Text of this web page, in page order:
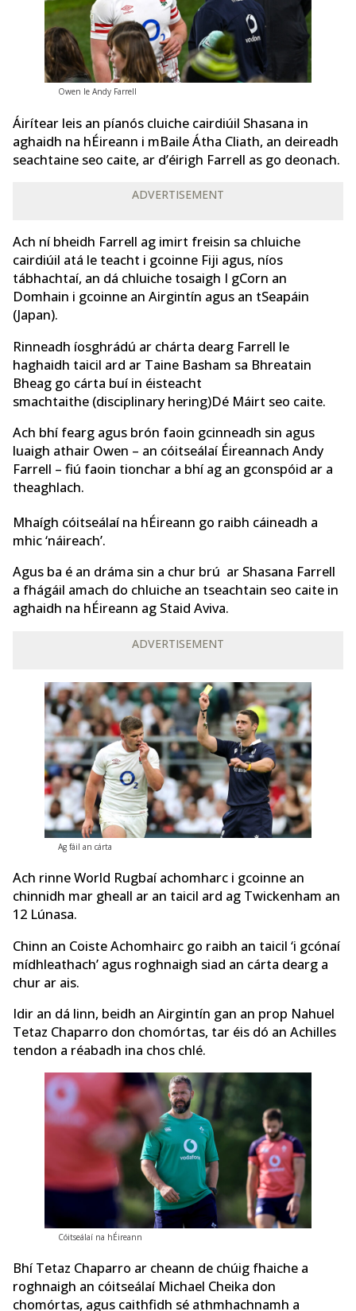
Owen le Andy Farrell
Áirítear leis an píanós cluiche cairdiúil Shasana in
aghaidh na hÉireann i mBaile Átha Cliath, an deireadh
seachtaine seo caite, ar d’éirigh Farrell as go deonach.
ADVERTISEMENT
Ach ní bheidh Farrell ag imirt freisin sa chluiche
cairdiúil atá le teacht i gcoinne Fiji agus, níos
tábhachtaí, an dá chluiche tosaigh I gCorn an
Domhain i gcoinne an Airgintín agus an tSeapáin
(Japan).
Rinneadh íosghrádú ar chárta dearg Farrell le
haghaidh taicil ard ar Taine Basham sa Bhreatain
Bheag go cárta buí in éisteacht
smachtaithe (disciplinary hering)Dé Máirt seo caite.
Ach bhí fearg agus brón faoin gcinneadh sin agus
luaigh athair Owen – an cóitseálaí Éireannach Andy
Farrell – fiú faoin tionchar a bhí ag an gconspóid ar a
theaghlach.
Mhaígh cóitseálaí na hÉireann go raibh cáineadh a
mhic ‘náireach’.
Agus ba é an dráma sin a chur brú ar Shasana Farrell
a fhágáil amach do chluiche an tseachtain seo caite in
aghaidh na hÉireann ag Staid Aviva.
ADVERTISEMENT
Ag fáil an cárta
Ach rinne World Rugbaí achomharc i gcoinne an
chinnidh mar gheall ar an taicil ard ag Twickenham an
12 Lúnasa.
Chinn an Coiste Achomhairc go raibh an taicil ‘i gcónaí
mídhleathach’ agus roghnaigh siad an cárta dearg a
chur ar ais.
Idir an dá linn, beidh an Airgintín gan an prop Nahuel
Tetaz Chaparro don chomórtas, tar éis dó an Achilles
tendon a réabadh ina chos chlé.
Cóitseálaí na hÉireann
Bhí Tetaz Chaparro ar cheann de chúig fhaiche a
roghnaigh an cóitseálaí Michael Cheika don
chomórtas, agus caithfidh sé athmhachnamh a